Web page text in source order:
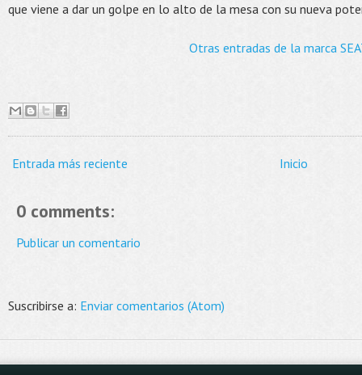
que viene a dar un golpe en lo alto de la mesa con su nueva
Otras entradas de la marca
Entrada más reciente Inicio
0 comments:
Publicar un comentario
Suscribirse a: Enviar comentarios (Atom)